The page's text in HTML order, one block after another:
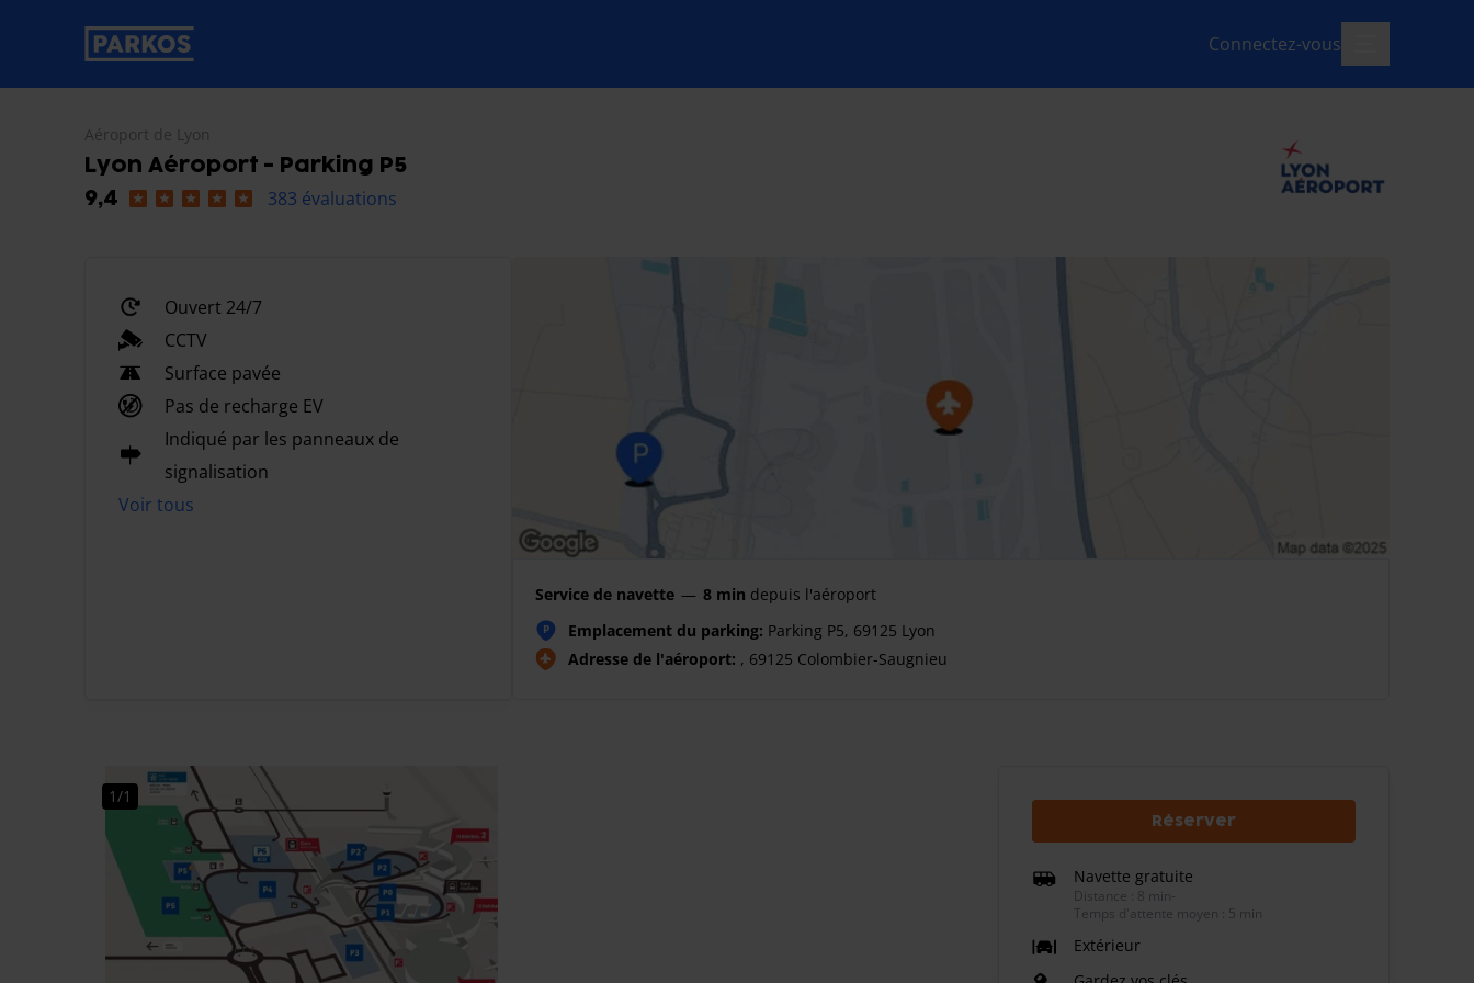
étiquette-de-navigation-principale Connectez-vous
Aéroport de Lyon
Lyon Aéroport - Parking P5
9,4
383 évaluations
Ouvert 24/7
CCTV
Surface pavée
Pas de recharge EV
Indiqué par les panneaux de
signalisation
Voir tous
Service de navette — 8 min depuis l'aéroport
P Emplacement du parking: Parking P5, 69125 Lyon
Adresse de l'aéroport: , 69125 Colombier-Saugnieu
1/1
Réserver
Navette gratuite
Distance : 8 min
Temps d'attente moyen : 5 min
Extérieur